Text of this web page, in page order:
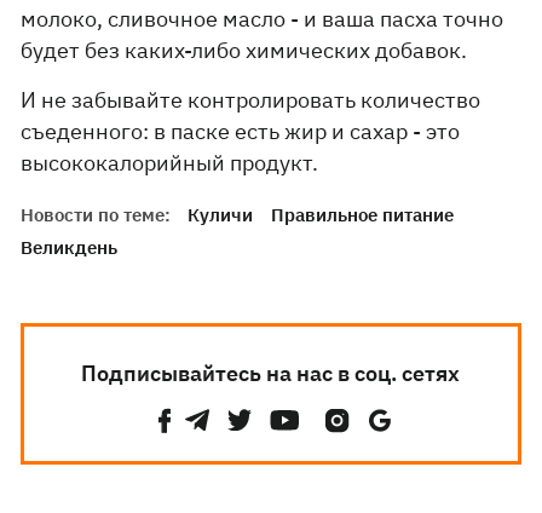
молоко, сливочное масло - и ваша пасха точно
будет без каких-либо химических добавок.
И не забывайте контролировать количество
съеденного: в паске есть жир и сахар - это
высококалорийный продукт.
Новости по теме: Куличи
Правильное питание
Великдень
Подписывайтесь на нас в соц. сетях